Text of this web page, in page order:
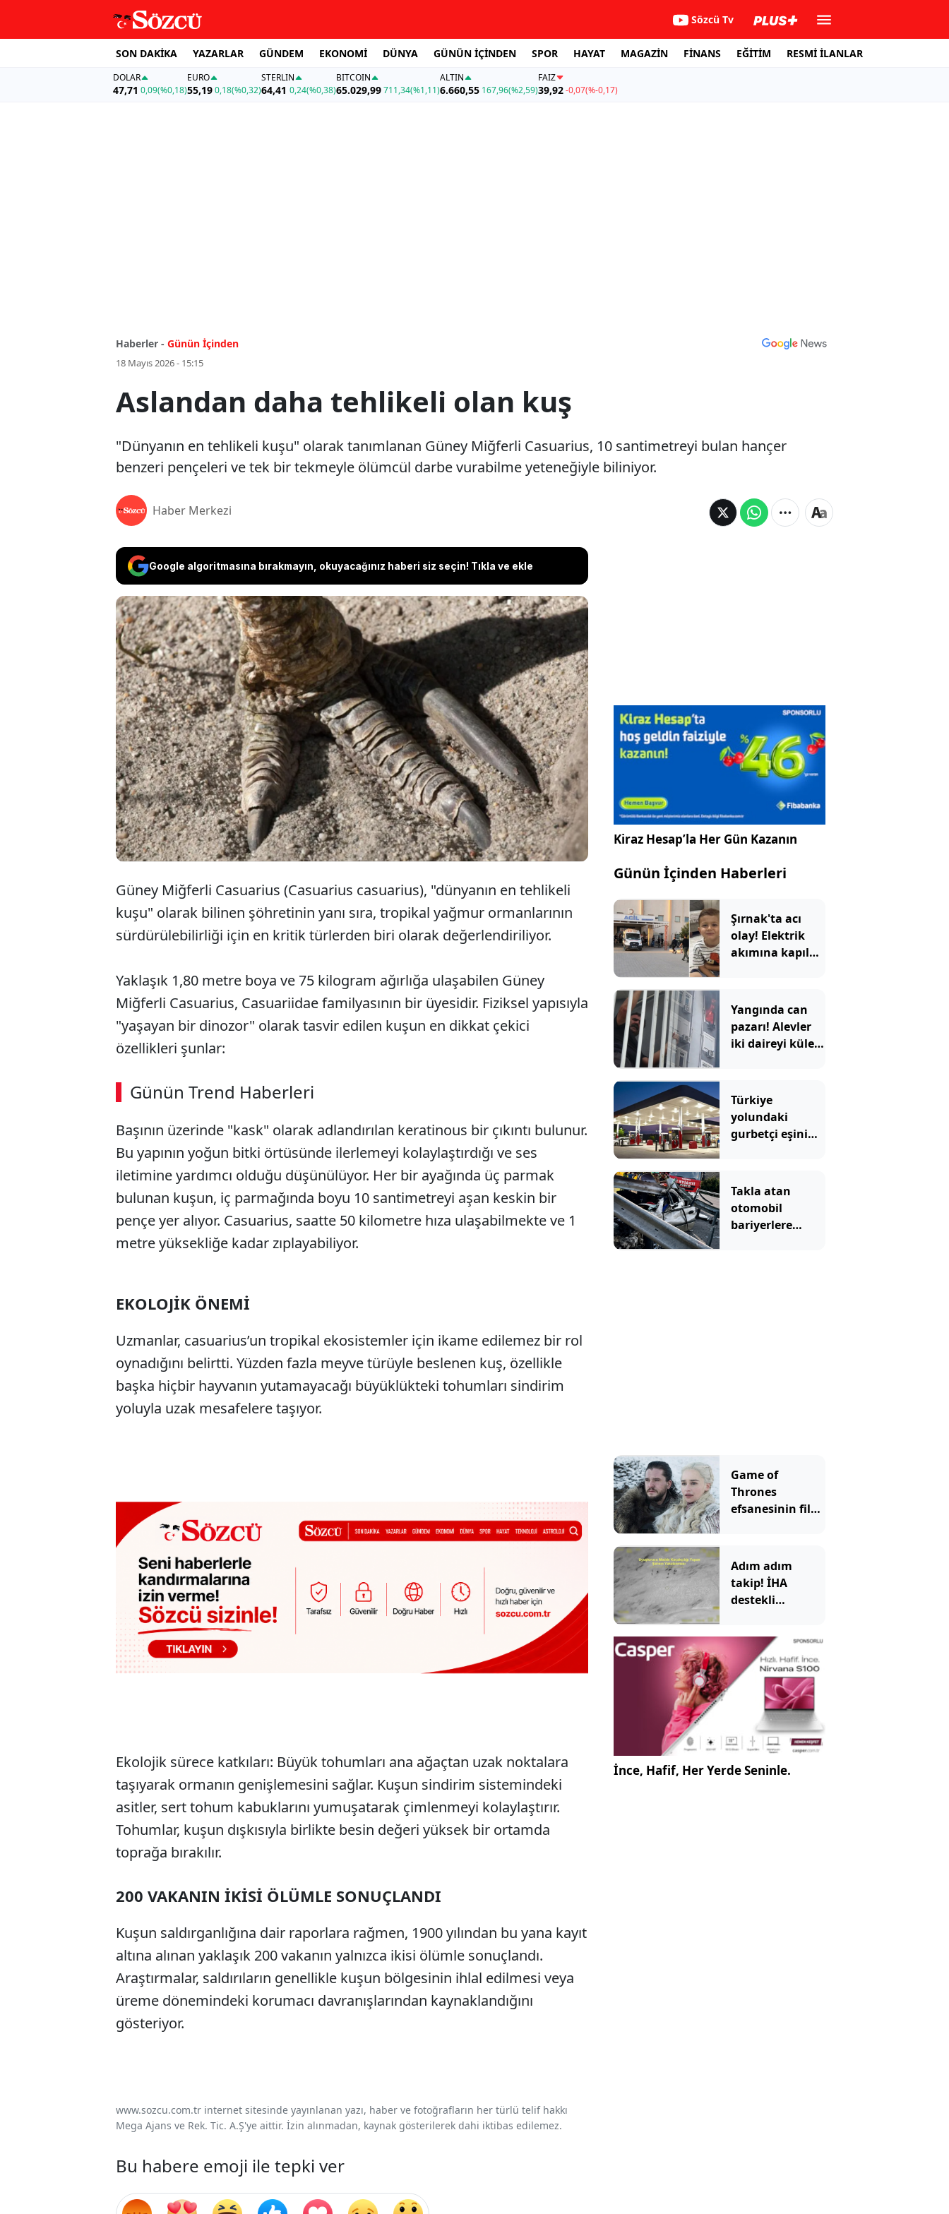
Sözcü Tv
SON DAKİKA YAZARLAR GÜNDEM EKONOMİ DÜNYA GÜNÜN İÇİNDEN SPOR HAYAT MAGAZİN FİNANS EĞİTİM RESMİ İLANLAR
DOLAR
47,71 0,09(%0,18)
EURO
55,19 0,18(%0,32)
STERLIN
64,41 0,24(%0,38)
BITCOIN
65.029,99711,34(%1,11)
ALTIN
6.660,55 167,96(%2,59)
FAİZ
39,92-0,07(%-0,17)
Haberler - Günün İçinden
18 Mayıs 2026 - 15:15
Aslandan daha tehlikeli olan kuş
"Dünyanın en tehlikeli kuşu" olarak tanımlanan Güney Miğferli Casuarius, 10 santimetreyi bulan hançer
benzeri pençeleri ve tek bir tekmeyle ölümcül darbe vurabilme yeteneğiyle biliniyor.
Haber Merkezi
Google algoritmasına bırakmayın, okuyacağınız haberi siz seçin! Tıkla ve ekle
"Dünyanın en tehlikeli kuşu" olarak tanımlanan Güney
Miğferli Casuarius, 10 santimetreyi bulan hançer benzeri
pençeleri ve tek bir tekmeyle ölümcül darbe vurabilme
yeteneğiyle biliniyor.
Güney Miğferli Casuarius (Casuarius casuarius), "dünyanın en tehlikeli
kuşu" olarak bilinen şöhretinin yanı sıra, tropikal yağmur ormanlarının
sürdürülebilirliği için en kritik türlerden biri olarak değerlendiriliyor.
Yaklaşık 1,80 metre boya ve 75 kilogram ağırlığa ulaşabilen Güney
Miğferli Casuarius, Casuariidae familyasının bir üyesidir. Fiziksel yapısıyla
"yaşayan bir dinozor" olarak tasvir edilen kuşun en dikkat çekici
özellikleri şunlar:
Günün Trend Haberleri
00:02 / 08:15
Sesi Aç
Başının üzerinde "kask" olarak adlandırılan keratinous bir çıkıntı bulunur.
Bu yapının yoğun bitki örtüsünde ilerlemeyi kolaylaştırdığı ve ses
iletimine yardımcı olduğu düşünülüyor. Her bir ayağında üç parmak
bulunan kuşun, iç parmağında boyu 10 santimetreyi aşan keskin bir
pençe yer alıyor. Casuarius, saatte 50 kilometre hıza ulaşabilmekte ve 1
metre yüksekliğe kadar zıplayabiliyor.
EKOLOJİK ÖNEMİ
Uzmanlar, casuarius’un tropikal ekosistemler için ikame edilemez bir rol
oynadığını belirtti. Yüzden fazla meyve türüyle beslenen kuş, özellikle
başka hiçbir hayvanın yutamayacağı büyüklükteki tohumları sindirim
yoluyla uzak mesafelere taşıyor.
Ekolojik sürece katkıları: Büyük tohumları ana ağaçtan uzak noktalara
taşıyarak ormanın genişlemesini sağlar. Kuşun sindirim sistemindeki
asitler, sert tohum kabuklarını yumuşatarak çimlenmeyi kolaylaştırır.
Tohumlar, kuşun dışkısıyla birlikte besin değeri yüksek bir ortamda
toprağa bırakılır.
200 VAKANIN İKİSİ ÖLÜMLE SONUÇLANDI
Kuşun saldırganlığına dair raporlara rağmen, 1900 yılından bu yana kayıt
altına alınan yaklaşık 200 vakanın yalnızca ikisi ölümle sonuçlandı.
Araştırmalar, saldırıların genellikle kuşun bölgesinin ihlal edilmesi veya
üreme dönemindeki korumacı davranışlarından kaynaklandığını
gösteriyor.
www.sozcu.com.tr internet sitesinde yayınlanan yazı, haber ve fotoğrafların her türlü telif hakkı
Mega Ajans ve Rek. Tic. A.Ş'ye aittir. İzin alınmadan, kaynak gösterilerek dahi iktibas edilemez.
Bu habere emoji ile tepki ver
Kiraz Hesap’la Her Gün Kazanın
Günün İçinden Haberleri
Şırnak'ta acı
olay! Elektrik
akımına kapılan
Yangında can
pazarı! Alevler
iki daireyi küle
kurtarıldı
Türkiye
yolundaki
gurbetçi eşini
sonra yeniden
buluştular
Takla atan
otomobil
bariyerlere
Game of
Thrones
efsanesinin filmi
Adım adım
takip! İHA
destekli
kilolarca
uyuşturucu ele
geçirildi
İnce, Hafif, Her Yerde Seninle.